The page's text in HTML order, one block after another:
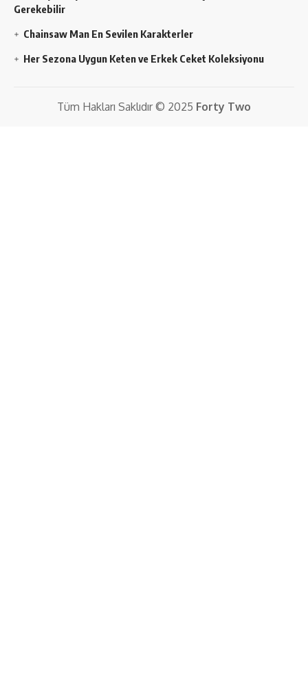
Gerekebilir
Chainsaw Man En Sevilen Karakterler
Her Sezona Uygun Keten ve Erkek Ceket Koleksiyonu
Tüm Hakları Saklıdır © 2025 Forty Two